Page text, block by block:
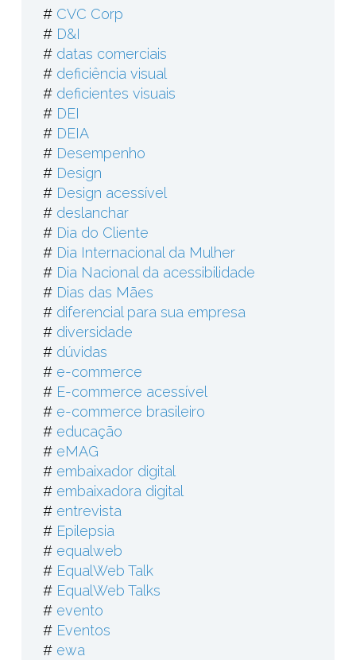
# CVC Corp
# D&I
# datas comerciais
# deficiência visual
# deficientes visuais
# DEI
# DEIA
# Desempenho
# Design
# Design acessível
# deslanchar
# Dia do Cliente
# Dia Internacional da Mulher
# Dia Nacional da acessibilidade
# Dias das Mães
# diferencial para sua empresa
# diversidade
# dúvidas
# e-commerce
# E-commerce acessível
# e-commerce brasileiro
# educação
# eMAG
# embaixador digital
# embaixadora digital
# entrevista
# Epilepsia
# equalweb
# EqualWeb Talk
# EqualWeb Talks
# evento
# Eventos
# ewa